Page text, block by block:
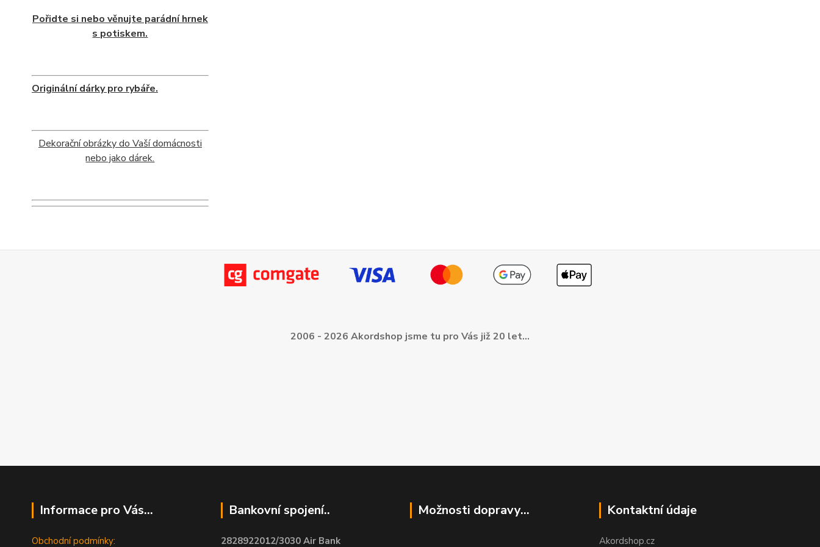
Pořidte si nebo věnujte parádní hrnek
s potiskem.
Originální dárky pro rybáře.
Dekorační obrázky do Vaší domácnosti
nebo jako dárek.
2006 - 2026 Akordshop jsme tu pro Vás již 20 let...
Informace pro Vás...
Obchodní podmínky:
Bankovní spojení..
2828922012/3030 Air Bank
Možnosti dopravy... Kontaktní údaje
Akordshop.cz